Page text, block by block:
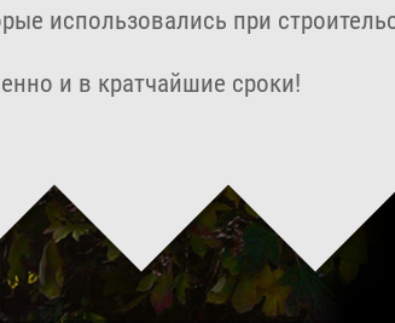
использовались при
и в кратчайшие сроки!